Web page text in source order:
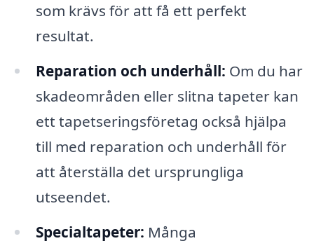
som krävs för att få ett perfekt
resultat.
Reparation och underhåll: Om du har
skadeområden eller slitna tapeter kan
ett tapetseringsföretag också hjälpa
till med reparation och underhåll för
att återställa det ursprungliga
utseendet.
Specialtapeter: Många